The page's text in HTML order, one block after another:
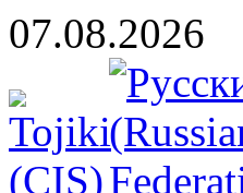
07.08.2026